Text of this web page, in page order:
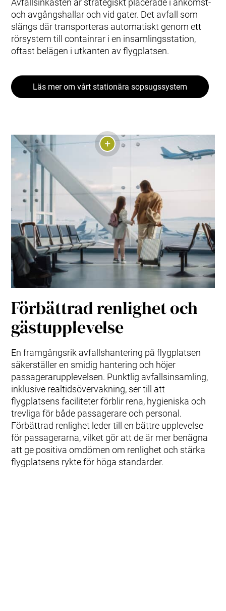
Avfallsinkasten är strategiskt placerade i ankomst-
och avgångshallar och vid gater. Det avfall som
slängs där transporteras automatiskt genom ett
rörsystem till containrar i en insamlingsstation,
oftast belägen i utkanten av flygplatsen.
Läs mer om vårt stationära sopsugssystem
Förbättrad renlighet och
gästupplevelse
En framgångsrik avfallshantering på flygplatsen
säkerställer en smidig hantering och höjer
passagerarupplevelsen. Punktlig avfallsinsamling,
inklusive realtidsövervakning, ser till att
flygplatsens faciliteter förblir rena, hygieniska och
trevliga för både passagerare och personal.
Förbättrad renlighet leder till en bättre upplevelse
för passagerarna, vilket gör att de är mer benägna
att ge positiva omdömen om renlighet och stärka
flygplatsens rykte för höga standarder.